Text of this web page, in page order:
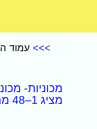
>>> עמוד
מכוניות-
מציג 1–48 מתוך 133 תוצאות